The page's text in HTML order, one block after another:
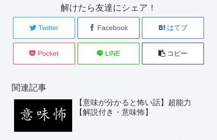
解けたら友達にシェア！
Twitter Facebook はてブ
Pocket LINE コピー
関連記事
【意味が分かると怖い話】超能力
【解説付き・意味怖】